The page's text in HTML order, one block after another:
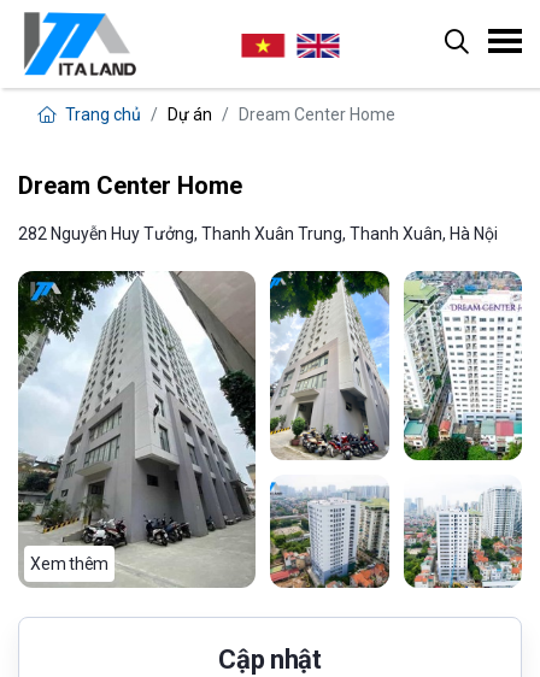
Trang chủ Dự án Dream Center Home
Dream Center Home
282 Nguyễn Huy Tưởng, Thanh Xuân Trung, Thanh Xuân, Hà Nội
Xem thêm
Cập nhật